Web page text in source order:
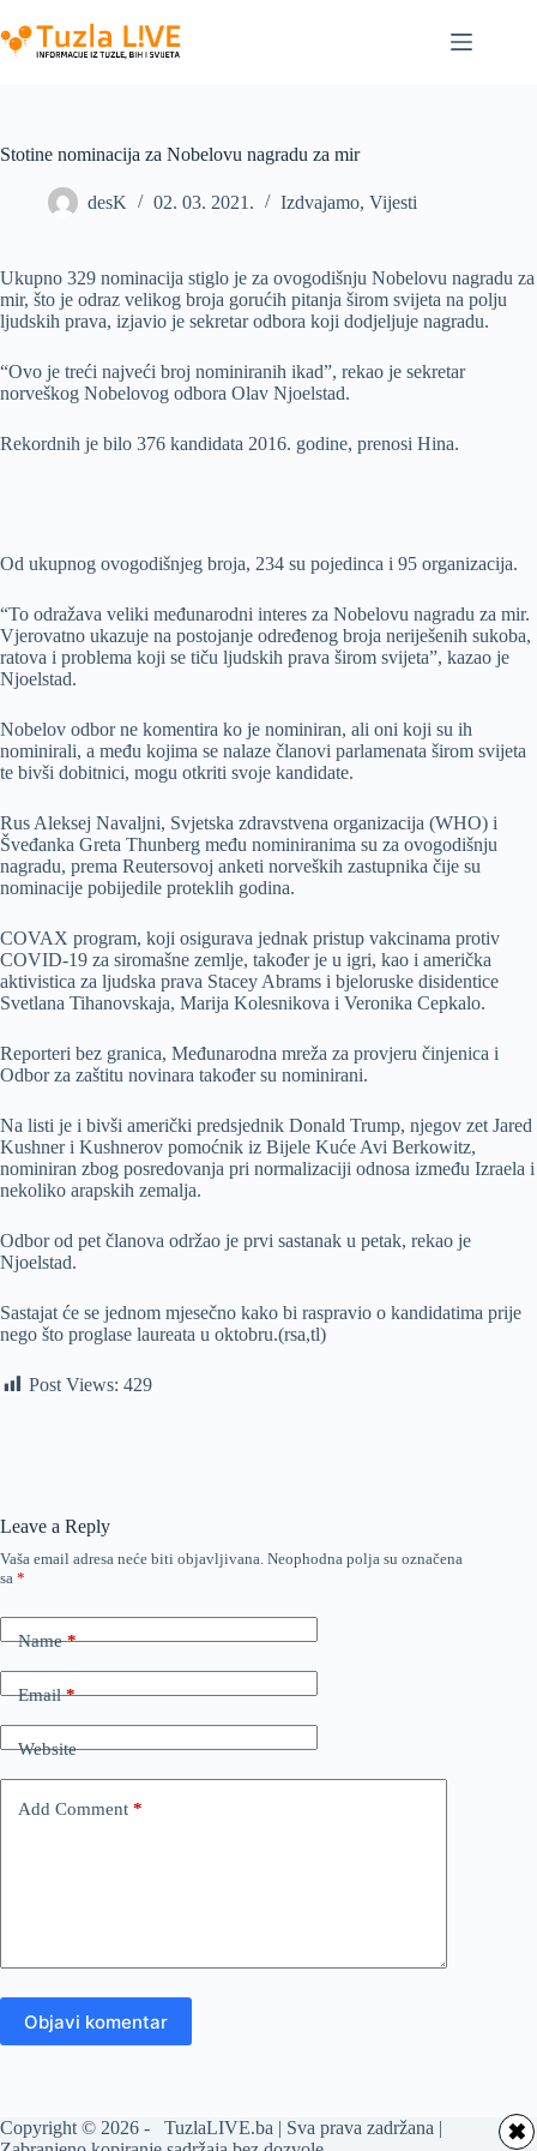
to
content
Stotine nominacija za Nobelovu nagradu za mir
desK 02. 03. 2021. Izdvajamo, Vijesti
Ukupno 329 nominacija stiglo je za ovogodišnju Nobelovu nagradu za
mir, što je odraz velikog broja gorućih pitanja širom svijeta na polju
ljudskih prava, izjavio je sekretar odbora koji dodjeljuje nagradu.
“Ovo je treći najveći broj nominiranih ikad”, rekao je sekretar
norveškog Nobelovog odbora Olav Njoelstad.
Rekordnih je bilo 376 kandidata 2016. godine, prenosi Hina.
Od ukupnog ovogodišnjeg broja, 234 su pojedinca i 95 organizacija.
“To odražava veliki međunarodni interes za Nobelovu nagradu za mir.
Vjerovatno ukazuje na postojanje određenog broja neriješenih sukoba,
ratova i problema koji se tiču ljudskih prava širom svijeta”, kazao je
Njoelstad.
Nobelov odbor ne komentira ko je nominiran, ali oni koji su ih
nominirali, a među kojima se nalaze članovi parlamenata širom svijeta
te bivši dobitnici, mogu otkriti svoje kandidate.
Rus Aleksej Navaljni, Svjetska zdravstvena organizacija (WHO) i
Šveđanka Greta Thunberg među nominiranima su za ovogodišnju
nagradu, prema Reutersovoj anketi norveških zastupnika čije su
nominacije pobijedile proteklih godina.
COVAX program, koji osigurava jednak pristup vakcinama protiv
COVID-19 za siromašne zemlje, također je u igri, kao i američka
aktivistica za ljudska prava Stacey Abrams i bjeloruske disidentice
Svetlana Tihanovskaja, Marija Kolesnikova i Veronika Cepkalo.
Reporteri bez granica, Međunarodna mreža za provjeru činjenica i
Odbor za zaštitu novinara također su nominirani.
Na listi je i bivši američki predsjednik Donald Trump, njegov zet Jared
Kushner i Kushnerov pomoćnik iz Bijele Kuće Avi Berkowitz,
nominiran zbog posredovanja pri normalizaciji odnosa između Izraela i
nekoliko arapskih zemalja.
Odbor od pet članova održao je prvi sastanak u petak, rekao je
Njoelstad.
Sastajat će se jednom mjesečno kako bi raspravio o kandidatima prije
nego što proglase laureata u oktobru.(rsa,tl)
Post Views: 429
Leave a Reply
Vaša email adresa neće biti objavljivana. Neophodna polja su označena
sa *
Name*
Email*
Website
Add Comment *
Objavi komentar
Copyright © 2026 - TuzlaLIVE.ba | Sva prava zadržana |
✖